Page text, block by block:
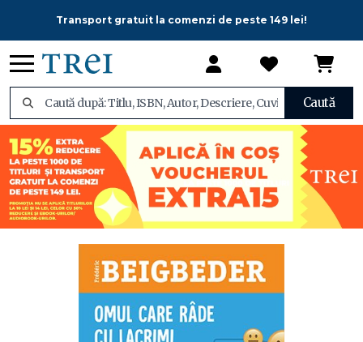
Transport gratuit la comenzi de peste 149 lei!
Caută